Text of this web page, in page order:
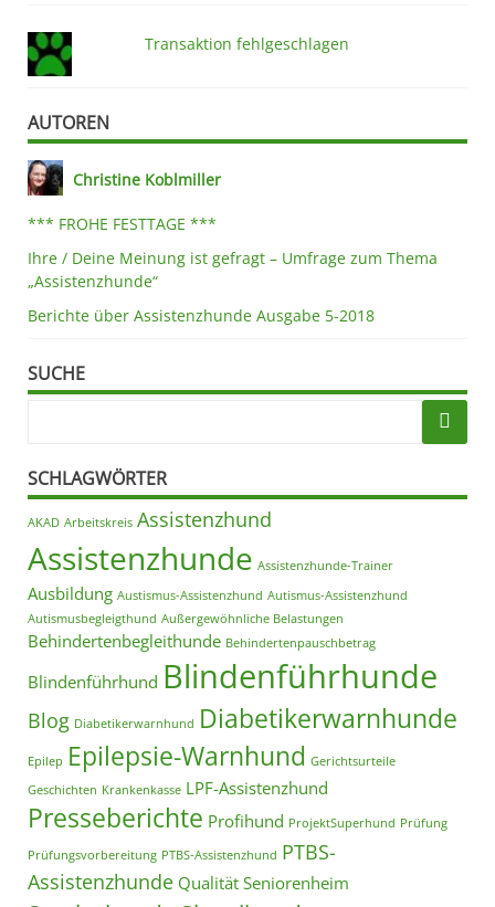
Transaktion fehlgeschlagen
AUTOREN
Christine Koblmiller
*** FROHE FESTTAGE ***
Ihre / Deine Meinung ist gefragt – Umfrage zum Thema
„Assistenzhunde“
Berichte über Assistenzhunde Ausgabe 5-2018
SUCHE
SCHLAGWÖRTER
AKAD Arbeitskreis Assistenzhund
Assistenzhunde Assistenzhunde-Trainer
Ausbildung Austismus-Assistenzhund Autismus-Assistenzhund
Autismusbegleigthund Außergewöhnliche Belastungen
Behindertenbegleithunde Behindertenpauschbetrag
Blindenführhund Blindenführhunde
Blog Diabetikerwarnhund Diabetikerwarnhunde
Epilep Epilepsie-Warnhund Gerichtsurteile
Geschichten Krankenkasse LPF-Assistenzhund
Presseberichte Profihund ProjektSuperhund Prüfung
Prüfungsvorbereitung PTBS-Assistenzhund PTBS-
Assistenzhunde Qualität Seniorenheim